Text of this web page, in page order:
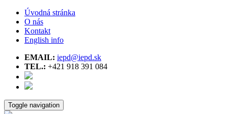
Úvodná stránka
O nás
Kontakt
English info
EMAIL: iepd@iepd.sk
TEL.: +421 918 391 084
Toggle navigation